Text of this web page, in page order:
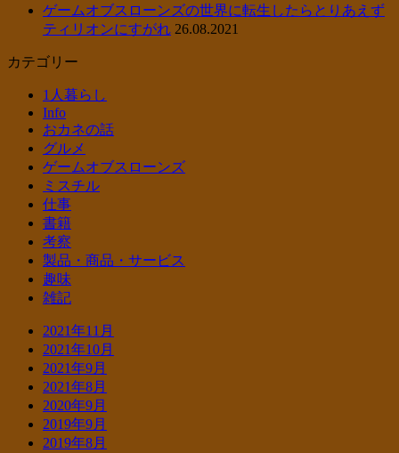
ゲームオブスローンズの世界に転生したらとりあえず
ティリオンにすがれ 26.08.2021
カテゴリー
1人暮らし
Info
おカネの話
グルメ
ゲームオブスローンズ
ミスチル
仕事
書籍
考察
製品・商品・サービス
趣味
雑記
2021年11月
2021年10月
2021年9月
2021年8月
2020年9月
2019年9月
2019年8月